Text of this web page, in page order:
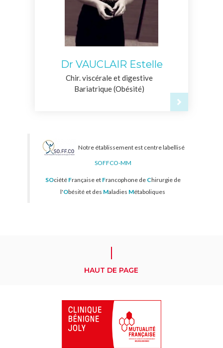
Dr VAUCLAIR Estelle
Chir. viscérale et digestive
Bariatrique (Obésité)
Notre établissement est centre labellisé
SOFFCO-MM
SOciété Française et Francophone de Chirurgie de
l'Obésité et des Maladies Métaboliques
HAUT DE PAGE